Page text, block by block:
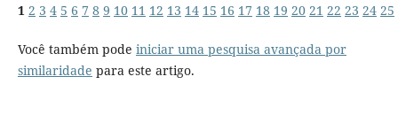
1 2 3 4 5 6 7 8 9 10 11 12 13 14 15 16 17 18 19 20 21 22 23 24 25
Você também pode iniciar uma pesquisa avançada por
similaridade para este artigo.